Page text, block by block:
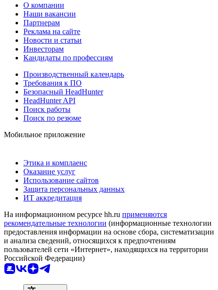
О компании
Наши вакансии
Партнерам
Реклама на сайте
Новости и статьи
Инвесторам
Кандидаты по профессиям
Производственный календарь
Требования к ПО
Безопасный HeadHunter
HeadHunter API
Поиск работы
Поиск по резюме
Мобильное приложение
Этика и комплаенс
Оказание услуг
Использование сайтов
Защита персональных данных
ИТ аккредитация
На информационном ресурсе hh.ru применяются
рекомендательные технологии (информационные технологии
предоставления информации на основе сбора, систематизации
и анализа сведений, относящихся к предпочтениям
пользователей сети «Интернет», находящихся на территории
Российской Федерации)